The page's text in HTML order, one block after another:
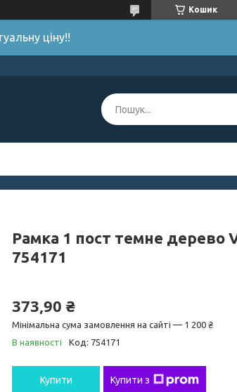
Кошик
ціну!!
Рамка 1 пост темне дерево
754171
373,90 ₴
Мінімальна сума замовлення на сайті — 1 200 ₴
В наявності
Код: 754171
Купити Купити з